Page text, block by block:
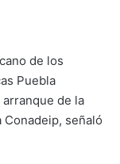
de los
Puebla
de la
Conadeip, señaló